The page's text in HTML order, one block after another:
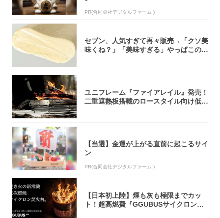
PR(合同会社デジタルファーム )
セブン、人気すぎて再々販売→「クソ美
味くね？」「美味すぎる」やっぱこのク
ユニフレーム『ファイアレイル』発売！
二重遮熱板搭載のロースタイル向け低型
【当選】金運が上がる直前に起こるサイ
ン
PR(合同会社デジタルファーム )
【日本初上陸】煙も灰も極限までカッ
ト！超高燃費『GGUBUSサイクロン焚